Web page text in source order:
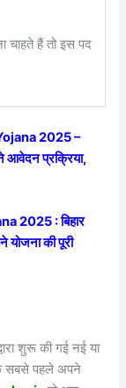
चाहते हैं तो इस पद
2025 –
आवेदन प्रक्रिया,
2025 : बिहार
योजना की पूरी
शुरू की गई नई या
सबसे पहले अपने